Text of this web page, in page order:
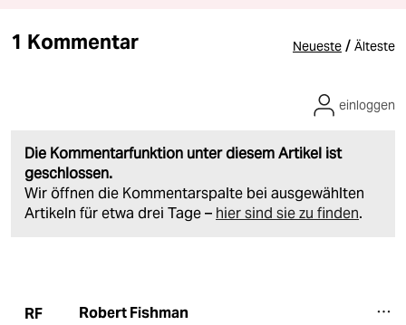
1 Kommentar Neueste / Älteste
Die Kommentarfunktion unter diesem Artikel ist
geschlossen.
Wir öffnen die Kommentarspalte bei ausgewählten
Artikeln für etwa drei Tage – hier sind sie zu finden.
einloggen
RF Robert Fishman